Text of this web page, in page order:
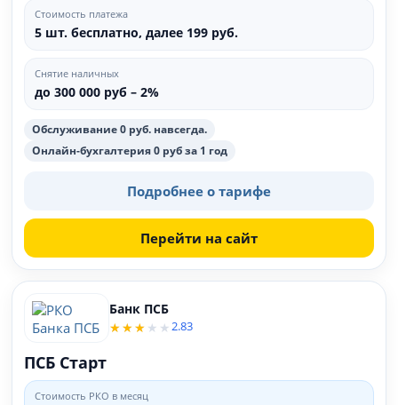
Стоимость платежа
5 шт. бесплатно, далее 199 руб.
Снятие наличных
до 300 000 руб – 2%
Обслуживание 0 руб. навсегда.
Онлайн-бухгалтерия 0 руб за 1 год
Подробнее о тарифе
Перейти на сайт
Банк ПСБ
2.83
ПСБ Старт
Стоимость РКО в месяц